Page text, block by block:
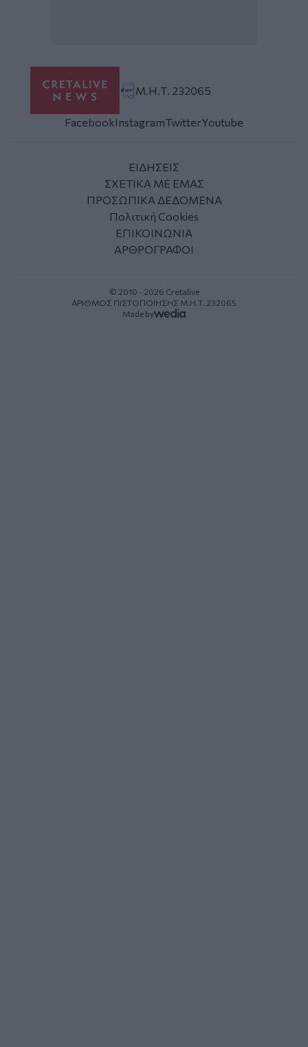
Μ.Η.Τ. 232065
FacebookInstagramTwitterYoutube
ΕΙΔΗΣΕΙΣ
ΣΧΕΤΙΚΑ ΜΕ ΕΜΑΣ
ΠΡΟΣΩΠΙΚΑ ΔΕΔΟΜΕΝΑ
Πολιτική Cookies
ΕΠΙΚΟΙΝΩΝΙΑ
ΑΡΘΡΟΓΡΑΦΟΙ
© 2010 - 2026 Cretalive
ΑΡΙΘΜΟΣ ΠΙΣΤΟΠΟΙΗΣΗΣ Μ.Η.Τ. 232065
Made by